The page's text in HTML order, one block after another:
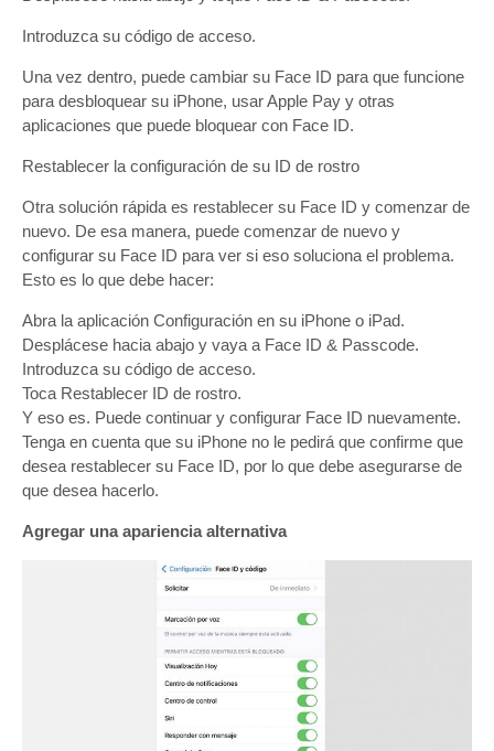
Introduzca su código de acceso.
Una vez dentro, puede cambiar su Face ID para que funcione
para desbloquear su iPhone, usar Apple Pay y otras
aplicaciones que puede bloquear con Face ID.
Restablecer la configuración de su ID de rostro
Otra solución rápida es restablecer su Face ID y comenzar de
nuevo. De esa manera, puede comenzar de nuevo y
configurar su Face ID para ver si eso soluciona el problema.
Esto es lo que debe hacer:
Abra la aplicación Configuración en su iPhone o iPad.
Desplácese hacia abajo y vaya a Face ID & Passcode.
Introduzca su código de acceso.
Toca Restablecer ID de rostro.
Y eso es. Puede continuar y configurar Face ID nuevamente.
Tenga en cuenta que su iPhone no le pedirá que confirme que
desea restablecer su Face ID, por lo que debe asegurarse de
que desea hacerlo.
Agregar una apariencia alternativa